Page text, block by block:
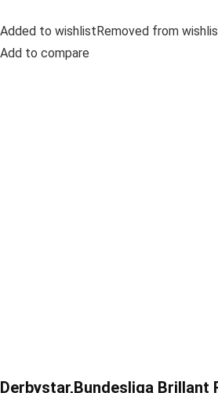
Added to wishlistRemoved from
Add to compare
Derbystar,Bundesliga Brillant